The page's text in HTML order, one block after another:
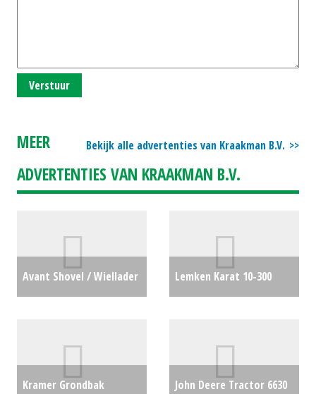
Verstuur
Bekijk alle advertenties van Kraakman B.V.
MEER
ADVERTENTIES VAN KRAAKMAN B.V.
Avant Shovel / Wiellader
(LH) #65115
€7499
Lemken Karat 10-300
Kramer Grondbak
John Deere Tractor 6630